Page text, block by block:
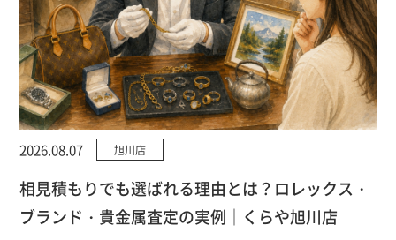
2026.08.07 旭川店
相見積もりでも選ばれる理由とは？ロレックス・
ブランド・貴金属査定の実例｜くらや旭川店